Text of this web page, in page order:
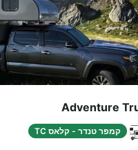
Adventure
קמפר טנדר - קלאס TC